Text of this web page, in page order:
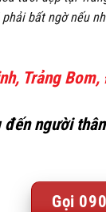
bất ngờ nếu
Trảng
người
Gọi